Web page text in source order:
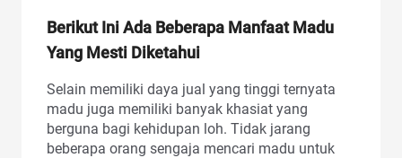
Berikut Ini Ada Beberapa Manfaat Madu
Yang Mesti Diketahui
Selain memiliki daya jual yang tinggi ternyata
madu juga memiliki banyak khasiat yang
berguna bagi kehidupan loh. Tidak jarang
beberapa orang sengaja mencari madu untuk